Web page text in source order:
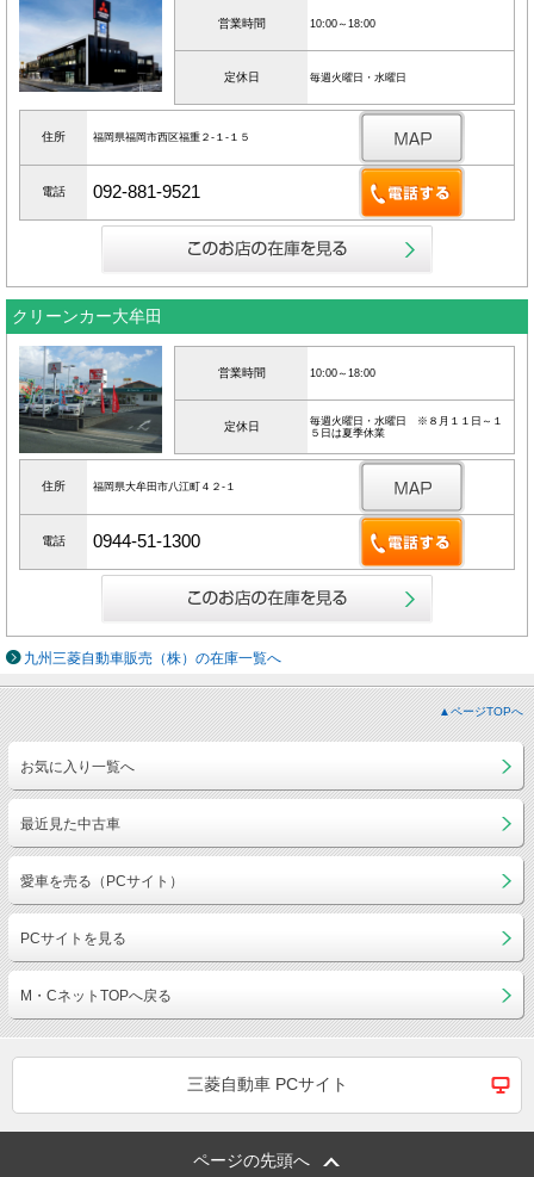
営業時間 10:00～18:00
定休日 毎週火曜日・水曜日
住所 福岡県福岡市西区福重２‐１‐１５
電話 092-881-9521
クリーンカー大牟田
営業時間 10:00～18:00
定休日
毎週火曜日・水曜日 ※８月１１日～１
５日は夏季休業
住所 福岡県大牟田市八江町４２‐１
電話 0944-51-1300
九州三菱自動車販売（株）の在庫一覧へ
▲ページTOPへ
お気に入り一覧へ
最近見た中古車
愛車を売る（PCサイト）
PCサイトを見る
M・CネットTOPへ戻る
三菱自動車 PCサイト
ページの先頭へ